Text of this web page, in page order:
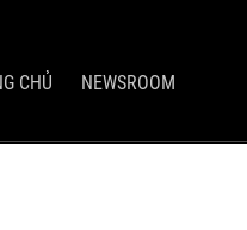
CHỦ NEWSROOM